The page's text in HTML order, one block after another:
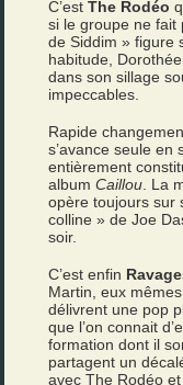
C’estThe Rodéo
si le groupe ne fait
de Siddim » figure
habitude,
dans son sillage
impeccables.
Rapide
s’avance seule en
entièrement
albumCaillou . La
opère toujours sur
colline » de Joe
soir.
C’est enfin
Martin, eux
délivrent une pop
que l’on connait
formation dont il
partagent un
avec The Rodéo et